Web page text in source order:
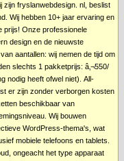
zijn fryslanwebdesign. nl, beslist
Wij hebben 10+ jaar ervaring en
prijs! Onze professionele
design en de nieuwste
aantallen: wij nemen de tijd om
slechts 1 pakketprijs: â‚¬550/
nodig heeft ofwel niet). All-
er zijn zonder verborgen kosten
beschikbaar van
Wij bouwen
WordPress-thema's, wat
mobiele telefoons en tablets.
ongeacht het type apparaat